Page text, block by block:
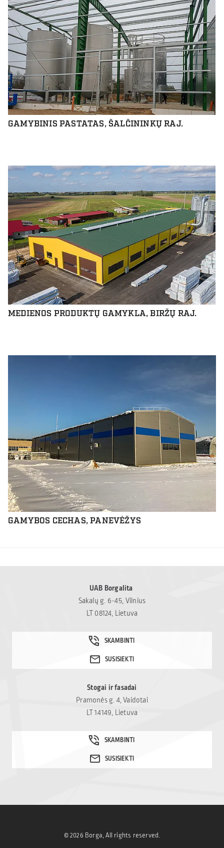
GAMYBINIS PASTATAS, ŠALČININKŲ RAJ.
MEDIENOS PRODUKTŲ GAMYKLA, BIRŽŲ RAJ.
GAMYBOS CECHAS, PANEVĖŽYS
UAB Borgalita
Sakalų g. 6-45, Vilnius
LT 08124, Lietuva
Stogai ir fasadai
Pramonės g. 4, Vaidotai
LT 14149, Lietuva
© 2026 Borga, All rights reserved.